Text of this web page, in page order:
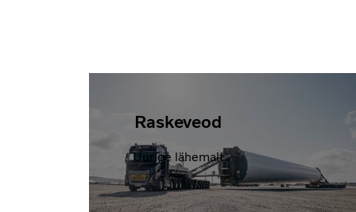
Raskeveod
Uurige lähemalt